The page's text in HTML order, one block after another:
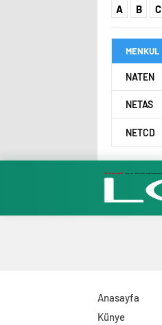
A B C
MENKUL
NATEN
NETAS
NETCD
Anasayfa
Künye